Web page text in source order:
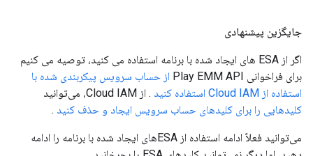
جایگزین پیشنهادی
اگر از ESA های ایجاد شده با برنامه استفاده می کنید، توصیه می کنیم
برای فراخوانی Play EMM API
از حساب سرویس پیکربندی شده با
استفاده از Cloud IAM استفاده کنید
. از Cloud IAM، می‌توانید
کلیدهایی را برای کلیدهای حساب سرویس ایجاد و حذف کنید .
می‌توانید فعلاً ادامه استفاده از ESA‌های ایجاد شده با برنامه را ادامه